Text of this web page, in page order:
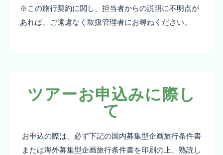
※この旅行契約に関し、担当者からの説明に不明点が
あれば、ご遠慮なく取扱管理者にお尋ねください。
ツアーお申込みに際し
て
お申込の際は、必ず下記の国内募集型企画旅行条件書
または海外募集型企画旅行条件書を印刷の上、熟読し